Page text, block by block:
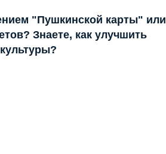
"Пушкинской карты" или
Знаете, как улучшить